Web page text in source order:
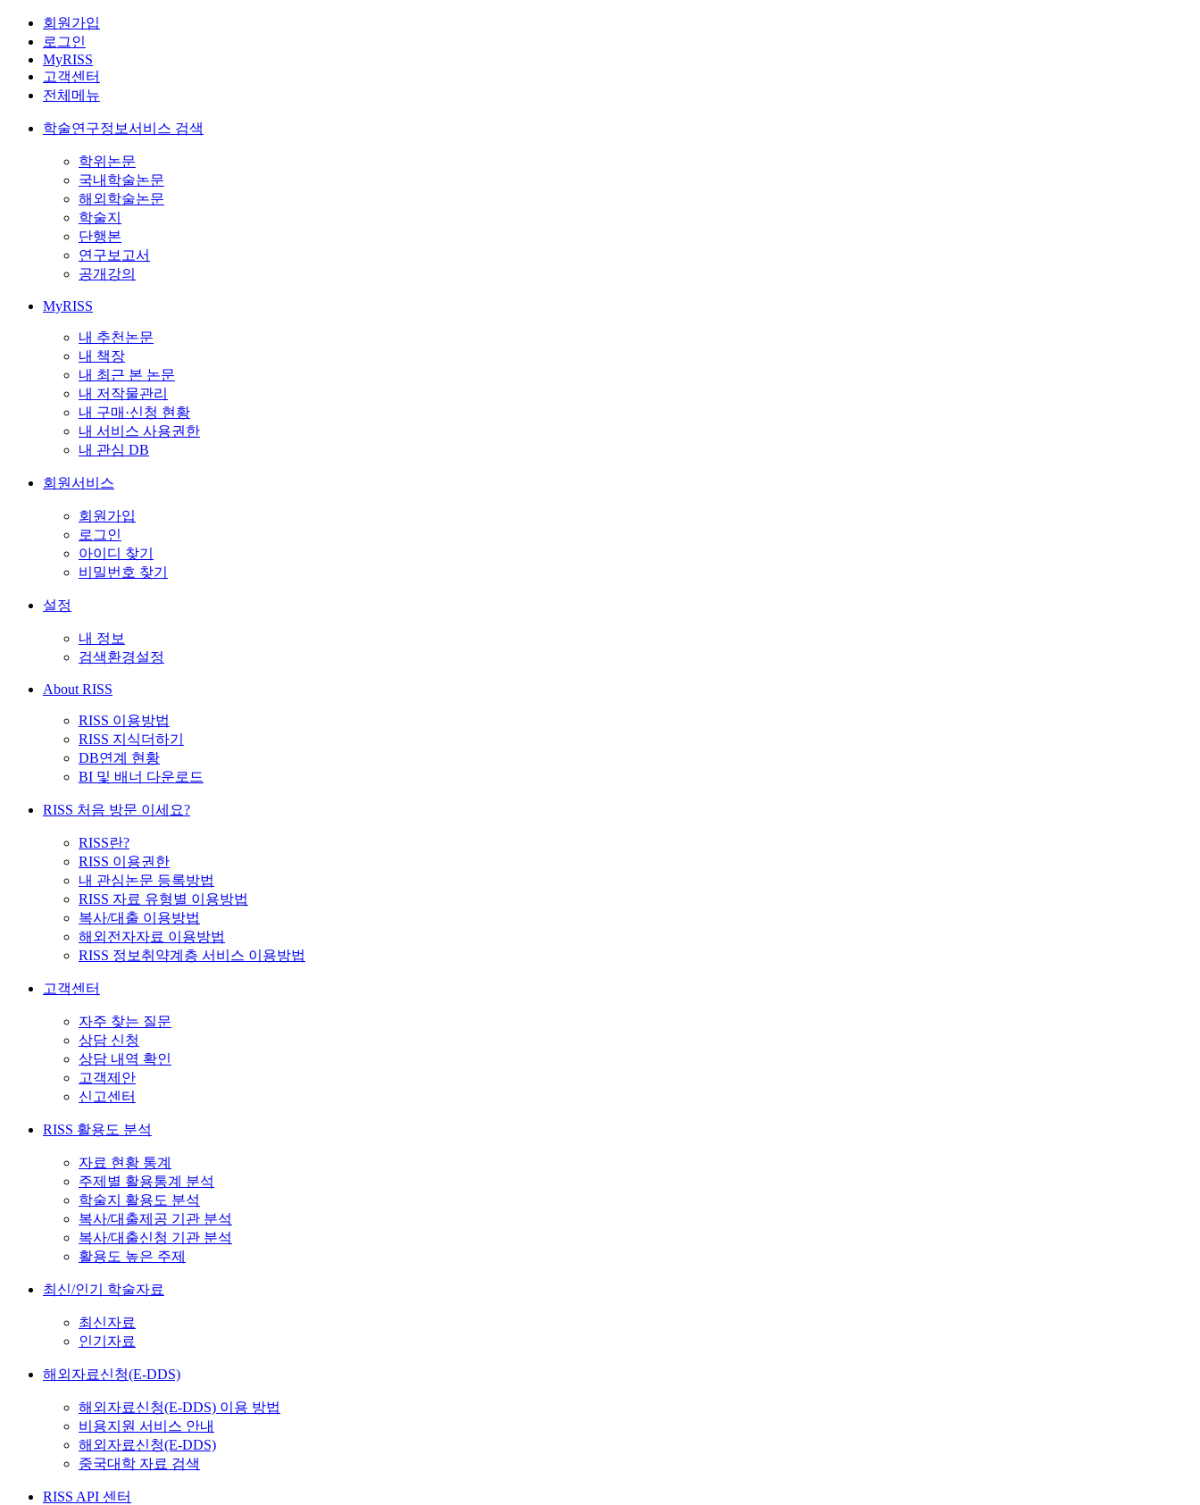
회원가입
로그인
MyRISS
고객센터
전체메뉴
학술연구정보서비스 검색
학위논문
국내학술논문
해외학술논문
학술지
단행본
연구보고서
공개강의
MyRISS
내 추천논문
내 책장
내 최근 본 논문
내 저작물관리
내 구매·신청 현황
내 서비스 사용권한
내 관심 DB
회원서비스
회원가입
로그인
아이디 찾기
비밀번호 찾기
설정
내 정보
검색환경설정
About RISS
RISS 이용방법
RISS 지식더하기
DB연계 현황
BI 및 배너 다운로드
RISS 처음 방문 이세요?
RISS란?
RISS 이용권한
내 관심논문 등록방법
RISS 자료 유형별 이용방법
복사/대출 이용방법
해외전자자료 이용방법
RISS 정보취약계층 서비스 이용방법
고객센터
자주 찾는 질문
상담 신청
상담 내역 확인
고객제안
신고센터
RISS 활용도 분석
자료 현황 통계
주제별 활용통계 분석
학술지 활용도 분석
복사/대출제공 기관 분석
복사/대출신청 기관 분석
활용도 높은 주제
최신/인기 학술자료
최신자료
인기자료
해외자료신청(E-DDS)
해외자료신청(E-DDS) 이용 방법
비용지원 서비스 안내
해외자료신청(E-DDS)
중국대학 자료 검색
RISS API 센터